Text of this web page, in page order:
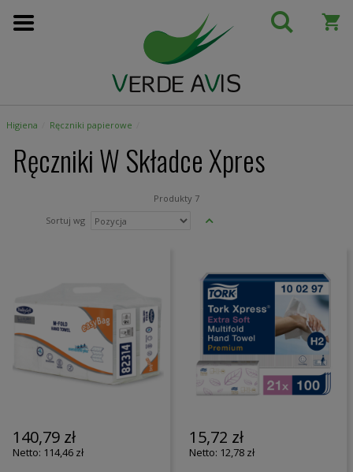
Przejdź
do
Higiena Ręczniki papierowe
Ręczniki W Składce Xpres
Produkty 7
Sortuj wg
Ustaw
140,79 zł
114,46 zł
15,72 zł
12,78 zł